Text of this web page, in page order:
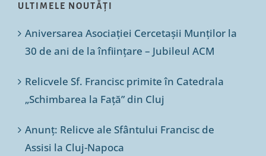
ULTIMELE NOUTĂȚI
Aniversarea Asociației Cercetașii Munților la
30 de ani de la înființare – Jubileul ACM
Relicvele Sf. Francisc primite în Catedrala
„Schimbarea la Față” din Cluj
Anunț: Relicve ale Sfântului Francisc de
Assisi la Cluj-Napoca